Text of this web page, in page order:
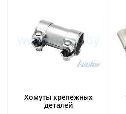
Хомуты крепежных
деталей